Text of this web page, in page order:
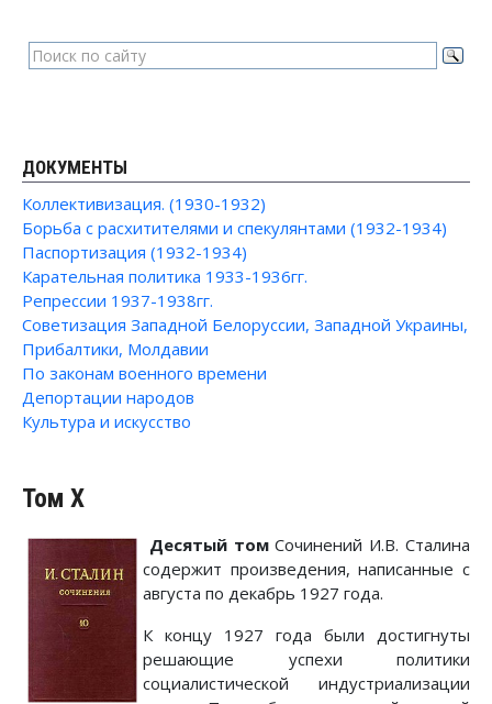
ДОКУМЕНТЫ
Коллективизация. (1930-1932)
Борьба с расхитителями и спекулянтами (1932-1934)
Паспортизация (1932-1934)
Карательная политика 1933-1936гг.
Репрессии 1937-1938гг.
Советизация Западной Белоруссии, Западной Украины,
Прибалтики, Молдавии
По законам военного времени
Депортации народов
Культура и искусство
Том X
Десятый томСочинений И.В. Сталина
содержит произведения, написанные с
августа по декабрь 1927 года.
К концу 1927 года были достигнуты
решающие успехи политики
социалистической индустриализации